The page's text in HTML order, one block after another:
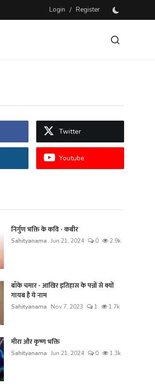
Login / Register
Twitter
Youtube
निर्गुण भक्ति के कवि - कबीर
Sahityanama Jun 21, 2024 0 2.9k
बाँके चमार - आखिर इतिहास के पन्नों से क्यों
गायब है ये नाम
Sahityanama Nov 7, 2023 1 1.7k
मीरा और कृष्ण भक्ति
Sahityanama Jun 21, 2024 0 1.3k